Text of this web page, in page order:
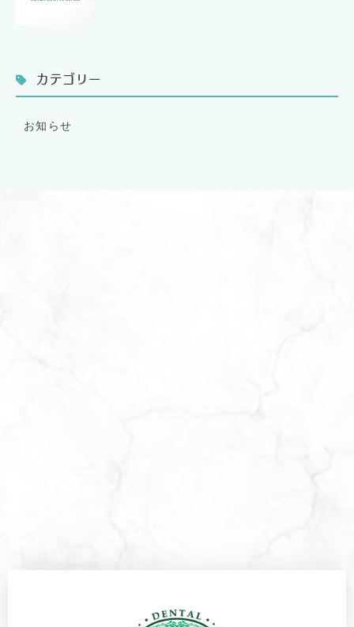
カテゴリー
お知らせ